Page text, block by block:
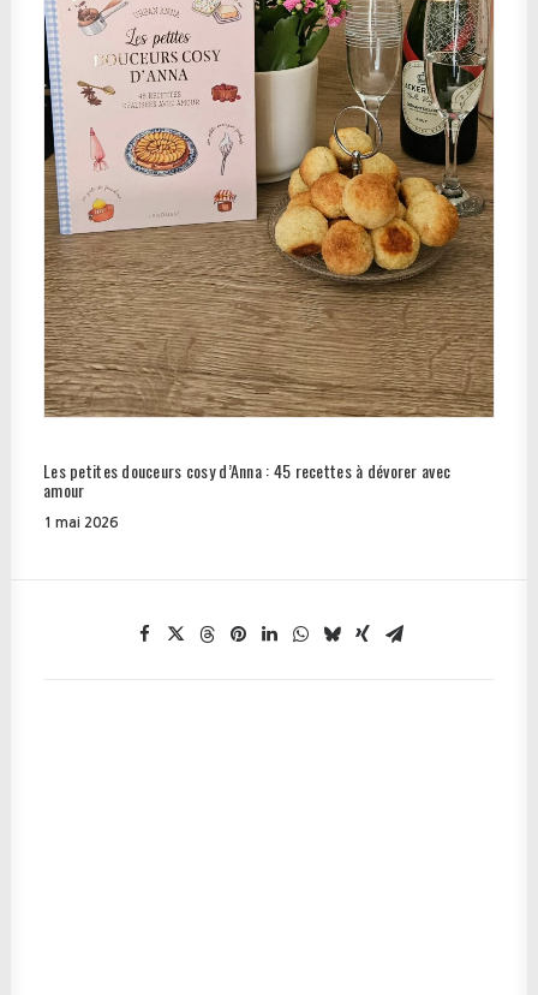
Les petites douceurs cosy d’Anna : 45 recettes à dévorer avec
amour
1 mai 2026